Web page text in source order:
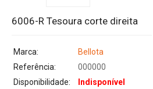
6006-R Tesoura corte direita
Marca:
Bellota
Referência:
000000
Disponibilidade:
Indisponível